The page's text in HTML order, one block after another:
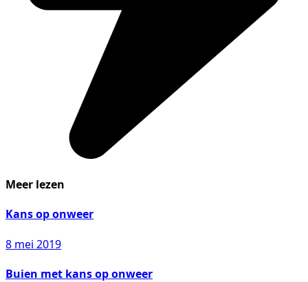
Meer lezen
Kans op onweer
8 mei 2019
Buien met kans op onweer